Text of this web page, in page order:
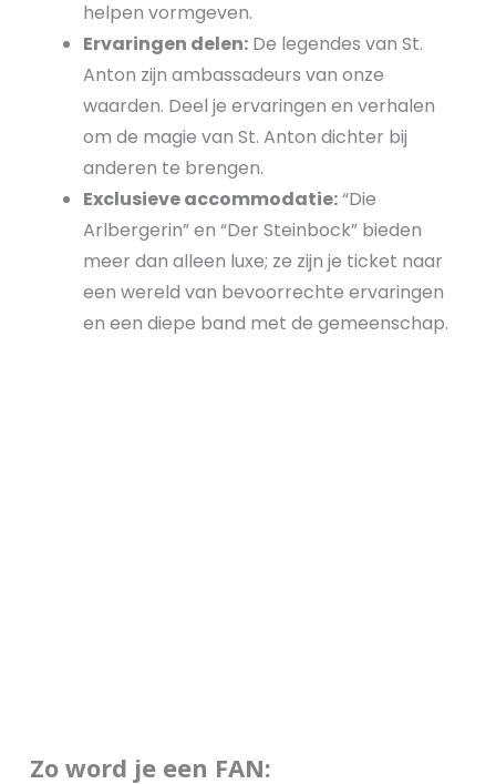
helpen vormgeven.
Ervaringen delen:De legendes van St.
Anton zijn ambassadeurs van onze
waarden. Deel je ervaringen en verhalen
om de magie van St. Anton dichter bij
anderen te brengen.
Exclusieve accommodatie:“Die
Arlbergerin” en “Der Steinbock” bieden
meer dan alleen luxe; ze zijn je ticket naar
een wereld van bevoorrechte ervaringen
en een diepe band met de gemeenschap.
Zo word je een FAN: